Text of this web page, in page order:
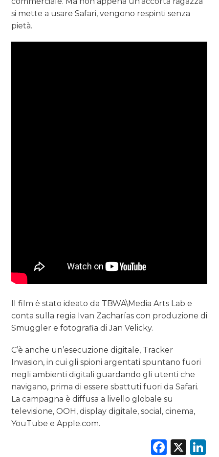
si mette a usare Safari, vengono respinti senza
pietà.
Il film è stato ideato da TBWA\Media Arts Lab e
conta sulla regia Ivan Zacharías con produzione di
Smuggler e fotografia di Jan Velicky.
C’è anche un’esecuzione digitale, Tracker
Invasion, in cui gli spioni argentati spuntano fuori
negli ambienti digitali guardando gli utenti che
navigano, prima di essere sbattuti fuori da Safari.
La campagna è diffusa a livello globale su
televisione, OOH, display digitale, social, cinema,
YouTube e Apple.com.
X